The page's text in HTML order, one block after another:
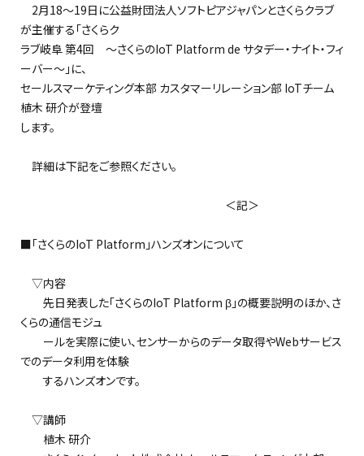
2月18～19日に公益財団法人ソフトピアジャパンとさくらクラブ
が主催する「さくらク
ラブ岐阜 第4回 ～さくらのIoT Platform de サタデー・ナイト・フィ
ーバー～」に、
セールスマーケティング本部 カスタマーリレーション部 IoTチーム
植木 研介が登壇
します。
詳細は下記をご参照ください。
＜記＞
■「さくらのIoT Platform」ハンズオンについて
▽内容
先日発表した「さくらのIoT Platform β」の概要説明のほか、さ
くらの通信モジュ
ールを実際に使い、センサーからのデータ取得やWebサービス
でのデータ利用を体験
するハンズオンです。
▽講師
植木 研介